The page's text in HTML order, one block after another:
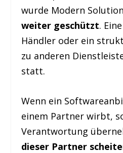
wurde Modern
weiter geschützt.
Händler oder ein
zu anderen
statt.
Wenn ein
einem Partner wirbt,
Verantwortung
dieser Partner